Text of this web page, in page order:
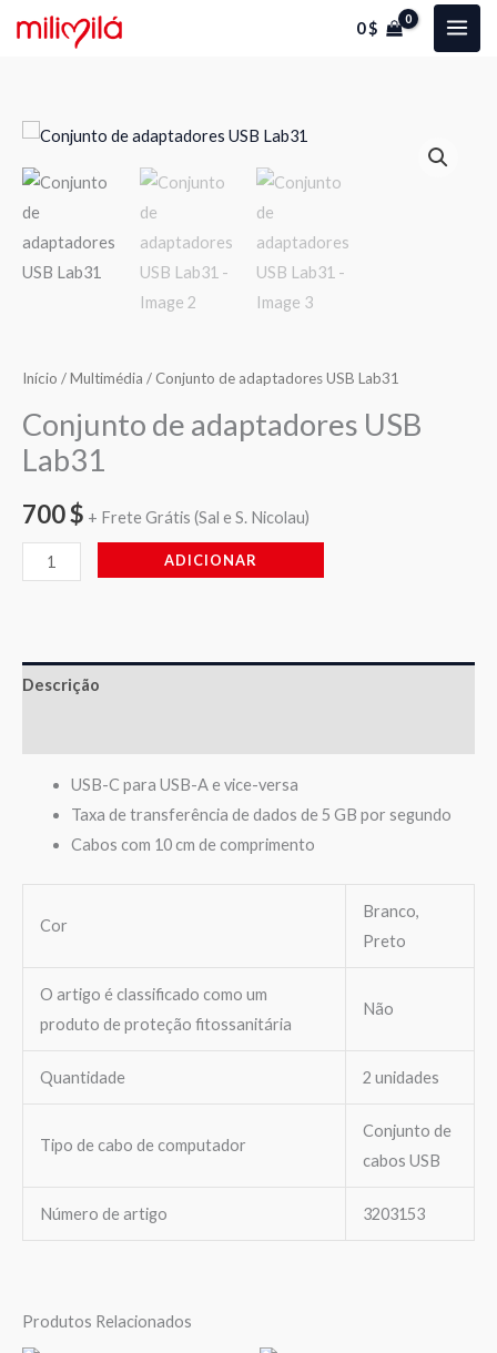
0$
Início /Multimédia / Conjunto de adaptadores USB Lab31
Conjunto de adaptadores USB
Lab31
700$ + Frete Grátis (Sal e S. Nicolau)
Quantidade
de
Conjunto
de
adaptadores
USB
ADICIONAR
Descrição
USB-C para USB-A e vice-versa
Taxa de transferência de dados de 5 GB por segundo
Cabos com 10 cm de comprimento
Cor
Branco,
Preto
O artigo é classificado como um
produto de proteção fitossanitária
Não
Quantidade 2 unidades
Tipo de cabo de computador
Conjunto de
cabos USB
Número de artigo 3203153
Produtos Relacionados